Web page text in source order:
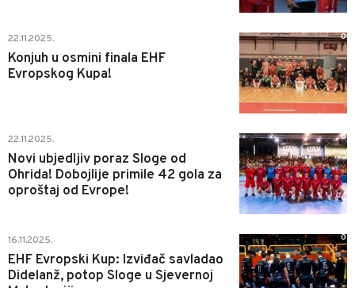
22.11.2025.
Konjuh u osmini finala EHF
Evropskog Kupa!
0
22.11.2025.
Novi ubjedljiv poraz Sloge od
Ohrida! Dobojlije primile 42 gola za
oproštaj od Evrope!
0
16.11.2025.
EHF Evropski Kup: Izviđač savladao
Didelanž, potop Sloge u Sjevernoj
0